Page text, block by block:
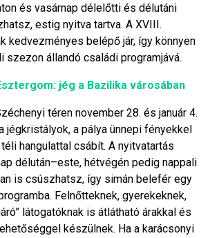
és vasárnap délelőtti és délutáni
estig nyitva tartva. A XVIII.
kedvezményes belépő jár, így könnyen
szezon állandó családi programjává.
jég a Bazilika városában
téren november 28. és január 4.
jégkristályok, a pálya ünnepi fényekkel
hangulattal csábít. A nyitvatartás
délután–este, hétvégén pedig nappali
is csúszhatsz, így simán belefér egy
Felnőtteknek, gyerekeknek,
látogatóknak is átlátható árakkal és
készülnek. Ha a karácsonyi